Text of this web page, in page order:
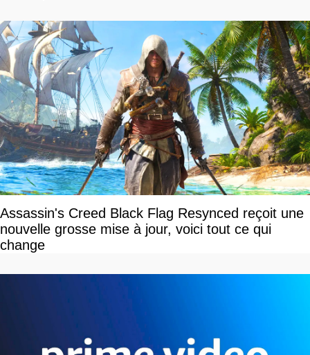
Assassin's Creed Black Flag Resynced reçoit une
nouvelle grosse mise à jour, voici tout ce qui
change